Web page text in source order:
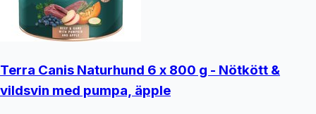
Terra Canis Naturhund 6 x 800 g - Nötkött &
vildsvin med pumpa, äpple